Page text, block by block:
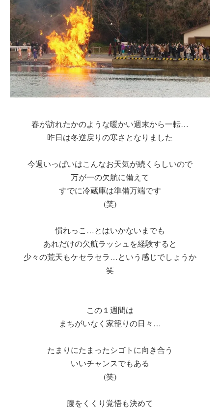
春が訪れたかのような暖かい週末から一転…
昨日は冬逆戻りの寒さとなりました
今週いっぱいはこんなお天気が続くらしいので
万が一の欠航に備えて
すでに冷蔵庫は準備万端です
(笑)
慣れっこ…とはいかないまでも
あれだけの欠航ラッシュを経験すると
少々の荒天もケセラセラ…という感じでしょうか
笑
この１週間は
まちがいなく家籠りの日々…
たまりにたまったシゴトに向き合う
いいチャンスでもある
(笑)
腹をくくり覚悟も決めて